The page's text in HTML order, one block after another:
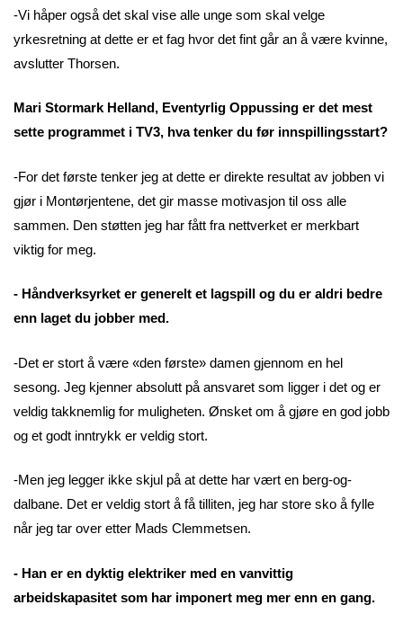
-Vi håper også det skal vise alle unge som skal velge
yrkesretning at dette er et fag hvor det fint går an å være kvinne,
avslutter Thorsen.
Mari Stormark Helland, Eventyrlig Oppussing er det mest
sette programmet i TV3, hva tenker du før innspillingsstart?
-For det første tenker jeg at dette er direkte resultat av jobben vi
gjør i Montørjentene, det gir masse motivasjon til oss alle
sammen. Den støtten jeg har fått fra nettverket er merkbart
viktig for meg.
- Håndverksyrket er generelt et lagspill og du er aldri bedre
enn laget du jobber med.
-Det er stort å være «den første» damen gjennom en hel
sesong. Jeg kjenner absolutt på ansvaret som ligger i det og er
veldig takknemlig for muligheten. Ønsket om å gjøre en god jobb
og et godt inntrykk er veldig stort.
-Men jeg legger ikke skjul på at dette har vært en berg-og-
dalbane. Det er veldig stort å få tilliten, jeg har store sko å fylle
når jeg tar over etter Mads Clemmetsen.
- Han er en dyktig elektriker med en vanvittig
arbeidskapasitet som har imponert meg mer enn en gang.